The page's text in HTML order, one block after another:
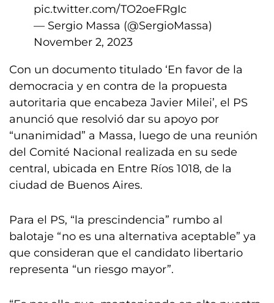
pic.twitter.com/TO2oeFRgIc
— Sergio Massa (@SergioMassa)
November 2, 2023
Con un documento titulado ‘En favor de la
democracia y en contra de la propuesta
autoritaria que encabeza Javier Milei’, el PS
anunció que resolvió dar su apoyo por
“unanimidad” a Massa, luego de una reunión
del Comité Nacional realizada en su sede
central, ubicada en Entre Ríos 1018, de la
ciudad de Buenos Aires.
Para el PS, “la prescindencia” rumbo al
balotaje “no es una alternativa aceptable” ya
que consideran que el candidato libertario
representa “un riesgo mayor”.